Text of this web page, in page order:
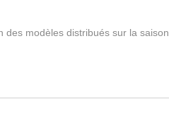
des modèles distribués sur la saison